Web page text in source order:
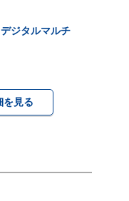
ジタルマルチ
を見る